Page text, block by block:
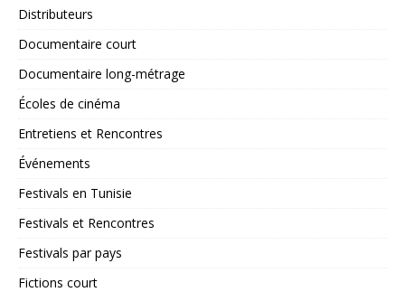
Distributeurs
Documentaire court
Documentaire long-métrage
Écoles de cinéma
Entretiens et Rencontres
Événements
Festivals en Tunisie
Festivals et Rencontres
Festivals par pays
Fictions court